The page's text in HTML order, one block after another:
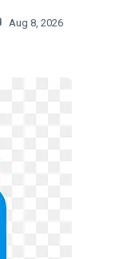
Aug 8, 2026